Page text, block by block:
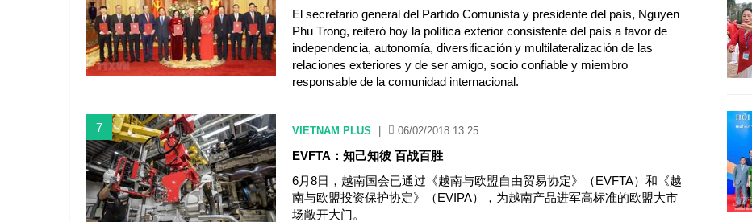
El secretario general del Partido Comunista y presidente del país, Nguyen
Phu Trong, reiteró hoy la política exterior consistente del país a favor de
independencia, autonomía, diversificación y multilateralización de las
relaciones exteriores y de ser amigo, socio confiable y miembro
responsable de la comunidad internacional.
7 VIETNAM PLUS 06/02/2018 13:25
EVFTA：知己知彼 百战百胜
6月8日，越南国会已通过《越南与欧盟自由贸易协定》（EVFTA）和《越
南与欧盟投资保护协定》（EVIPA），为越南产品进军高标准的欧盟大市
场敞开大门。